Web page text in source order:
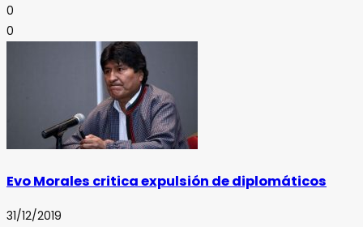
0
0
Evo Morales critica expulsión de diplomáticos
31/12/2019